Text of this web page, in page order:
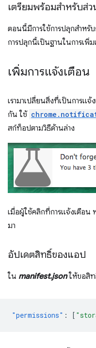
เตรียมพร้อมสำหรับส่
ตอนนี้มีการใช้การปลุกสำหรั
การปลุกนี้เป็นฐานในการเพิ่
เพิ่มการแจ้งเตือน
เรามาเปลี่ยนสิ่งที่เป็นการแจ้
กัน ใช้
สก์ท็อปตามวิธีด้านล่าง
เมื่อผู้ใช้คลิกที่การแจ้งเตือน
มา
อัปเดตสิทธิ์ของแอป
ใน manifest.jsonให้ขอสิ
"permissions" : [